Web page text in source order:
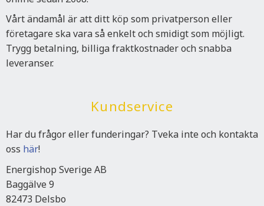
Vårt ändamål är att ditt köp som privatperson eller
företagare ska vara så enkelt och smidigt som möjligt.
Trygg betalning, billiga fraktkostnader och snabba
leveranser.
Kundservice
Har du frågor eller funderingar? Tveka inte och kontakta
oss här!
Energishop Sverige AB
Baggälve 9
82473 Delsbo